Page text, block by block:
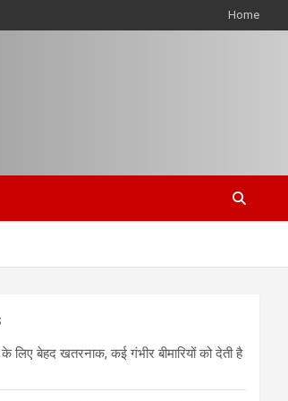
Home
लिए बेहद खतरनाक, कई गंभीर बीमारियों को देती है